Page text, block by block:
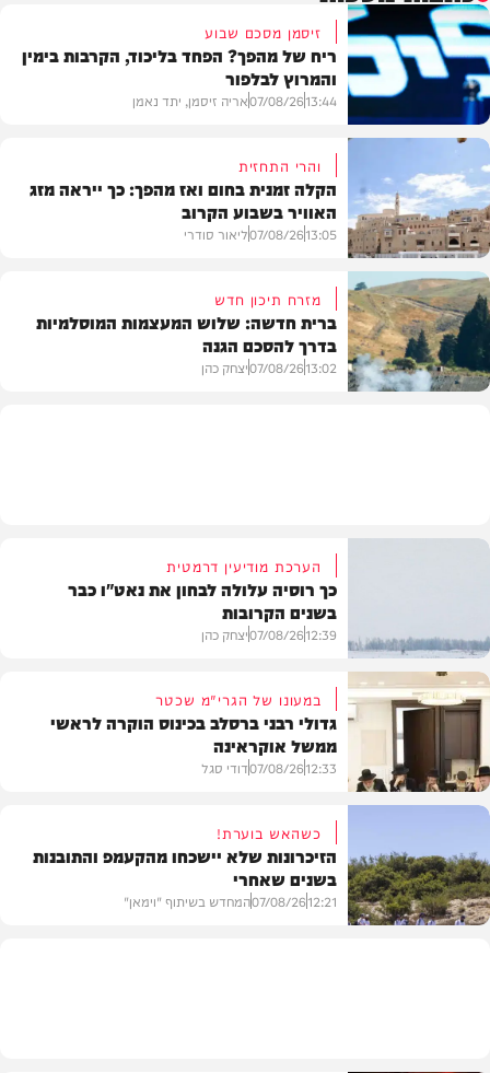
פוליטי
זיסמן מסכם שבוע
ריח של מהפך? הפחד בליכוד, הקרבות בימין
והמרוץ לבלפור
13:44
07/08/26אריה זיסמן, יתד נאמן
מזג האוויר
והרי התחזית
הקלה זמנית בחום ואז מהפך: כך ייראה מזג
האוויר בשבוע הקרוב
13:05
07/08/26ליאור סודרי
מזרח תיכון חדש
ברית חדשה: שלוש המעצמות המוסלמיות
בדרך להסכם הגנה
13:02
07/08/26יצחק כהן
הערכת מודיעין דרמטית
כך רוסיה עלולה לבחון את נאט"ו כבר
בשנים הקרובות
12:39
07/08/26יצחק כהן
חרדים
במעונו של הגרי"מ שכטר
גדולי רבני ברסלב בכינוס הוקרה לראשי
ממשל אוקראינה
12:33
07/08/26דודי סגל
כשהאש בוערת!
הזיכרונות שלא יישכחו מהקעמפ והתובנות
בשנים שאחרי
12:21
07/08/26המחדש בשיתוף "וימאן"